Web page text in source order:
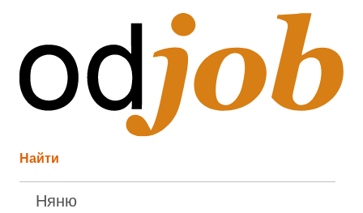
Найти
Няню